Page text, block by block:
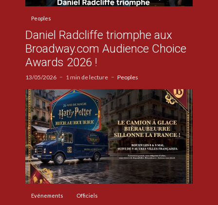
Peoples
Daniel Radcliffe triomphe aux
Broadway.com Audience Choice
Awards 2026 !
13/05/2026 1 min de lecture Peoples
Evénements Officiels